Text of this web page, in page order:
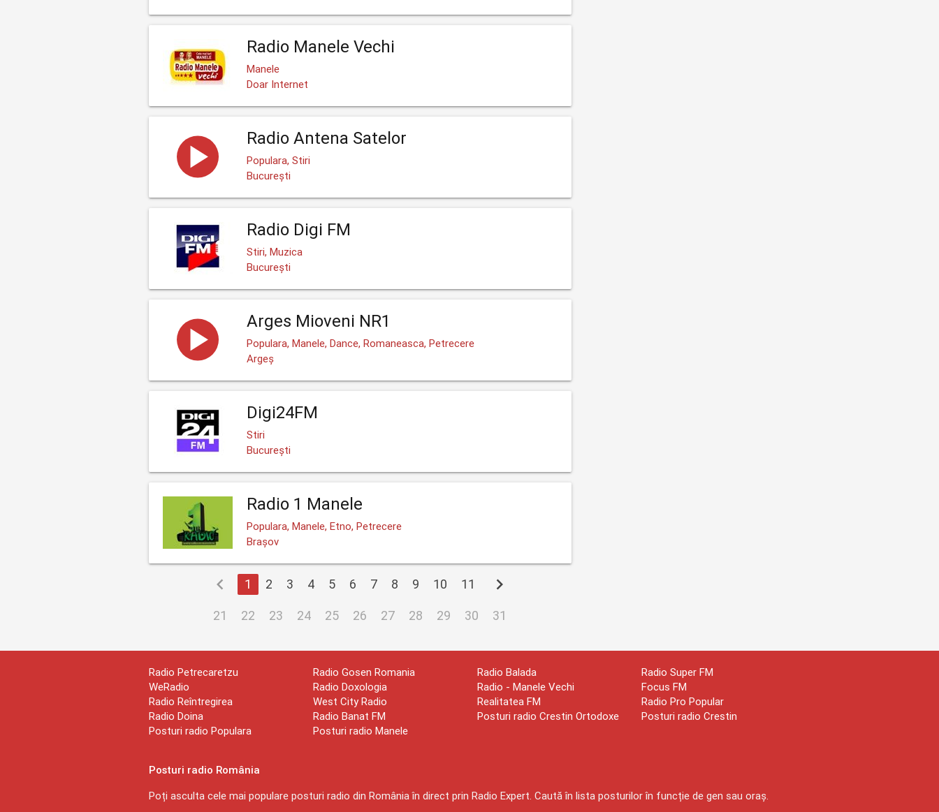
Radio Manele Vechi
Manele
Doar Internet
Radio Antena Satelor
Populara, Stiri
București
Radio Digi FM
Stiri, Muzica
București
Arges Mioveni NR1
Populara, Manele, Dance, Romaneasca, Petrecere
Argeș
Digi24FM
Stiri
București
Radio 1 Manele
Populara, Manele, Etno, Petrecere
Brașov
chevron_left 1 2 3 4 5 6 7 8 9 10 11 chevron_right
21 22 23 24 25 26 27 28 29 30 31
Radio Petrecaretzu
WeRadio
Radio Reîntregirea
Radio Doina
Posturi radio Populara
Radio Gosen Romania
Radio Doxologia
West City Radio
Radio Banat FM
Posturi radio Manele
Radio Balada
Radio - Manele Vechi
Realitatea FM
Posturi radio Crestin Ortodoxe
Radio Super FM
Focus FM
Radio Pro Popular
Posturi radio Crestin
Posturi radio România
Poți asculta cele mai populare posturi radio din România în direct prin Radio Expert. Caută în lista posturilor în funcție de gen sau oraș.